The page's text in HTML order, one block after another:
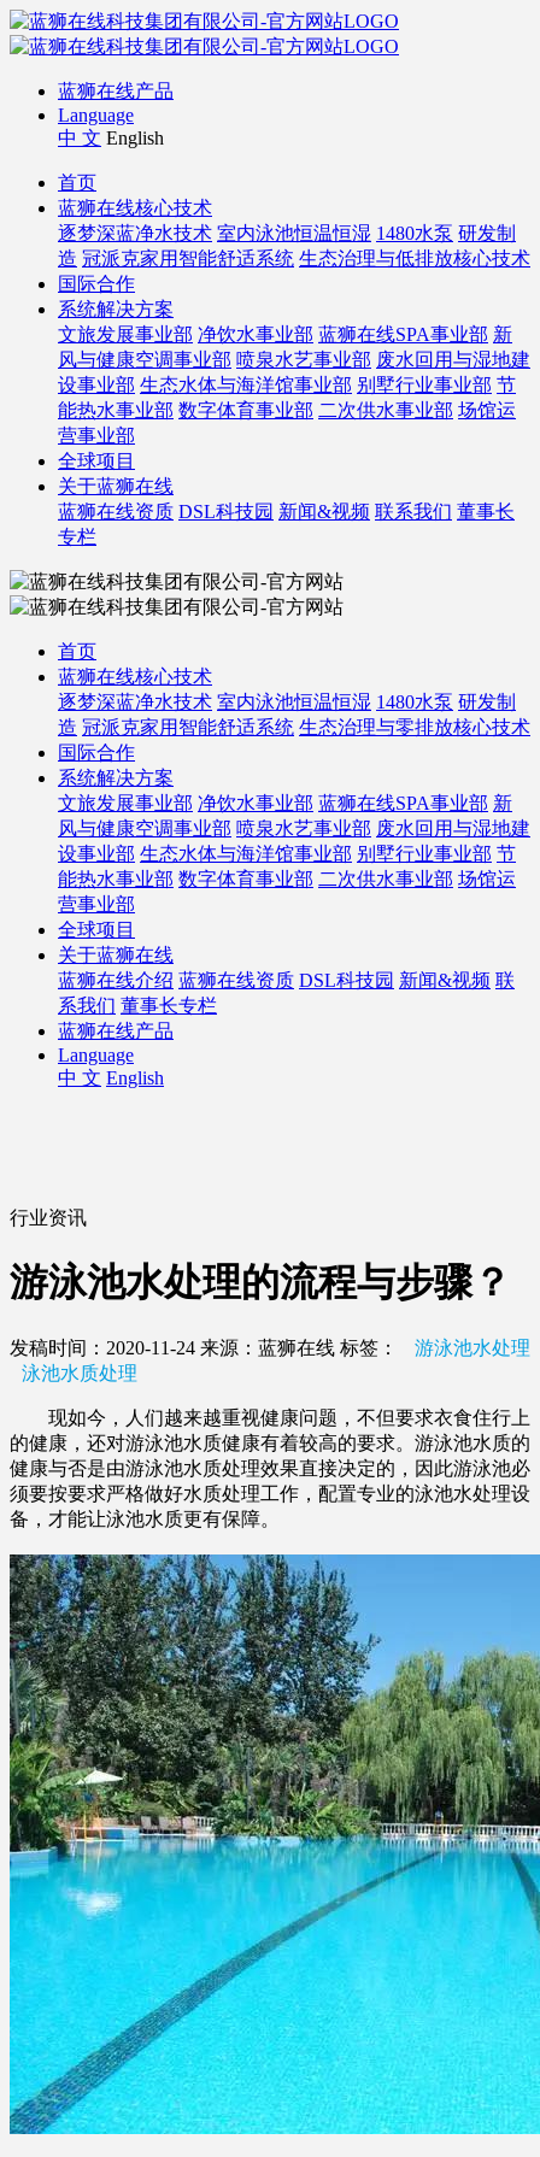
蓝狮在线产品
Language
中 文 English
首页
蓝狮在线核心技术
逐梦深蓝净水技术 室内泳池恒温恒湿 1480水泵 研发制
造 冠派克家用智能舒适系统 生态治理与低排放核心技术
国际合作
系统解决方案
文旅发展事业部 净饮水事业部 蓝狮在线SPA事业部 新
风与健康空调事业部 喷泉水艺事业部 废水回用与湿地建
设事业部 生态水体与海洋馆事业部 别墅行业事业部 节
能热水事业部 数字体育事业部 二次供水事业部 场馆运
营事业部
全球项目
关于蓝狮在线
蓝狮在线资质 DSL科技园 新闻&视频 联系我们 董事长
专栏
首页
蓝狮在线核心技术
逐梦深蓝净水技术 室内泳池恒温恒湿 1480水泵 研发制
造 冠派克家用智能舒适系统 生态治理与零排放核心技术
国际合作
系统解决方案
文旅发展事业部 净饮水事业部 蓝狮在线SPA事业部 新
风与健康空调事业部 喷泉水艺事业部 废水回用与湿地建
设事业部 生态水体与海洋馆事业部 别墅行业事业部 节
能热水事业部 数字体育事业部 二次供水事业部 场馆运
营事业部
全球项目
关于蓝狮在线
蓝狮在线介绍 蓝狮在线资质 DSL科技园 新闻&视频 联
系我们 董事长专栏
蓝狮在线产品
Language
中 文 English
行业资讯
游泳池水处理的流程与步骤？
发稿时间：2020-11-24 来源：蓝狮在线 标签：
游泳池水处理
泳池水质处理
现如今，人们越来越重视健康问题，不但要求衣食住行上
的健康，还对游泳池水质健康有着较高的要求。游泳池水质的
健康与否是由游泳池水质处理效果直接决定的，因此游泳池必
须要按要求严格做好水质处理工作，配置专业的泳池水处理设
备，才能让泳池水质更有保障。